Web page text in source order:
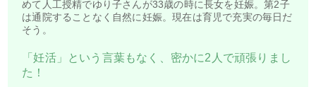
めて人工授精でゆり子さんが33歳の時に長女を妊娠。第2子
は通院することなく自然に妊娠。現在は育児で充実の毎日だ
そう。
「妊活」という言葉もなく、密かに2人で頑張りまし
た！